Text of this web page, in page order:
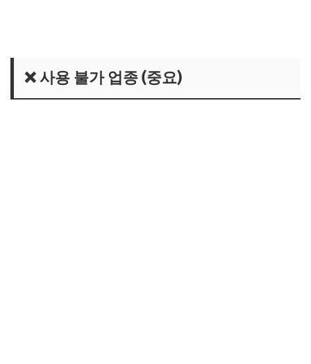
❌ 사용 불가 업종 (중요)